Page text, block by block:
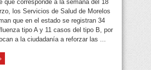
que corresponde a la semana del 18
los Servicios de Salud de Morelos
que en el estado se registran 34
tipo A y 11 casos del tipo B, por
a la ciudadanía a reforzar las ...